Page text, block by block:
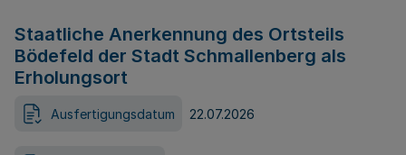
Staatliche Anerkennung des Ortsteils
Bödefeld der Stadt Schmallenberg als
Erholungsort
Ausfertigungsdatum 22.07.2026